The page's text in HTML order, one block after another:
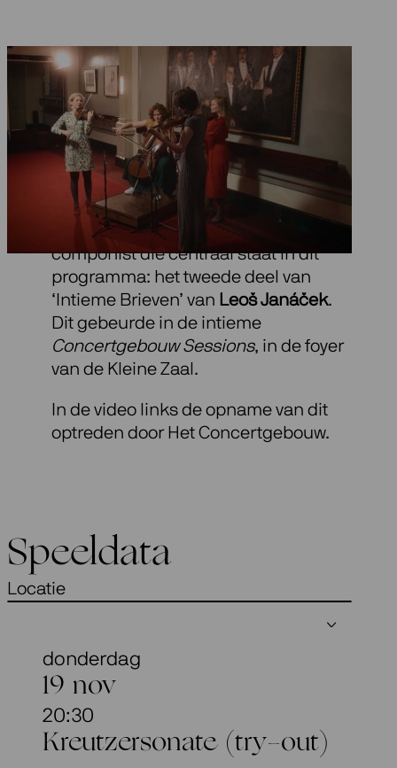
Concertgebouw-
sessies
In 2020 trad het Ragazze Quartet live
op met een ander werk van de
componist die centraal staat in dit
programma: het tweede deel van
‘Intieme Brieven’ van Leoš Janáček.
Dit gebeurde in de intieme
Concertgebouw Sessions, in de foyer
van de Kleine Zaal.
In de video links de opname van dit
optreden door Het Concertgebouw.
Speeldata
Locatie
donderdag
19 nov
20:30
Kreutzersonate (try-out)